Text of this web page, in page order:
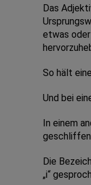
Das
etwas
So hält
Und bei
In einem
Die
„i“